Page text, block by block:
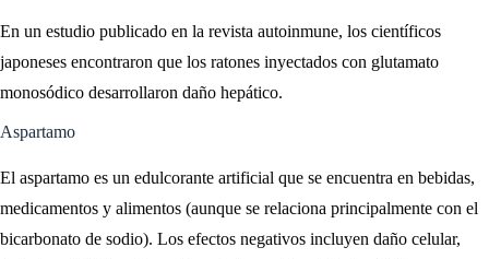
En un estudio publicado en la revista autoinmune, los científicos
japoneses encontraron que los ratones inyectados con glutamato
monosódico desarrollaron daño hepático.
Aspartamo
El aspartamo es un edulcorante artificial que se encuentra en bebidas,
medicamentos y alimentos (aunque se relaciona principalmente con el
bicarbonato de sodio). Los efectos negativos incluyen daño celular,